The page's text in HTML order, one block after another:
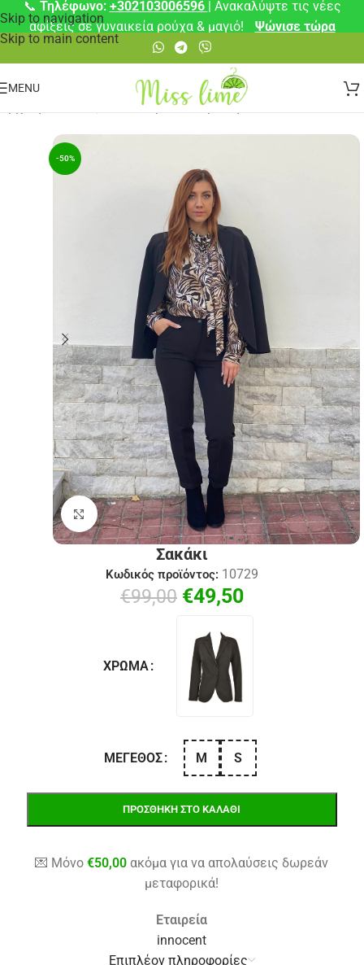
Skip to navigation
Skip to main content
📞 Τηλέφωνο: +302103006596 | Ανακαλύψτε τις νέες
αφίξεις σε γυναικεία ρούχα & μαγιό!
Ψώνισε τώρα
MENU
☀️ Καλοκαιρινά Απαραίτητα
-50%
Click to enlarge
Σακάκι
Κωδικός προϊόντος: 10729
€99,00 €49,50
ΧΡΏΜΑ
ΜΈΓΕΘΟΣ M S
ΠΡΟΣΘΉΚΗ ΣΤΟ ΚΑΛΆΘΙ
💌 Μόνο€50,00 ακόμα για να απολαύσεις δωρεάν
μεταφορικά!
Εταιρεία
innocent
Επιπλέον πληροφορίες